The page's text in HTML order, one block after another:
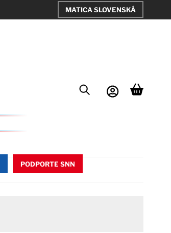
MATICA SLOVENSKÁ
PODPORTE SNN